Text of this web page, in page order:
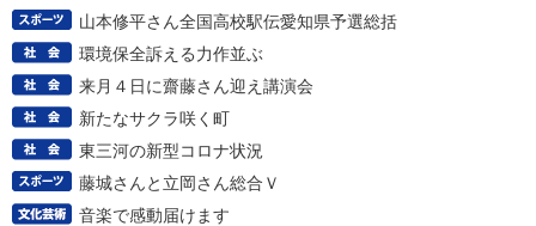
山本修平さん全国高校駅伝愛知県予選総括
環境保全訴える力作並ぶ
来月４日に齋藤さん迎え講演会
新たなサクラ咲く町
東三河の新型コロナ状況
藤城さんと立岡さん総合Ｖ
音楽で感動届けます